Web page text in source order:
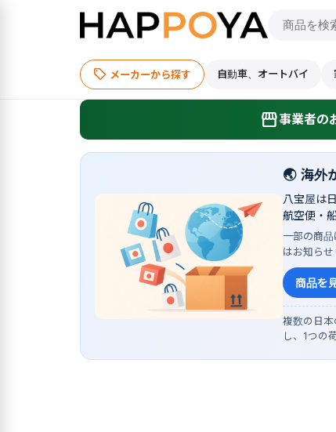
sell メーカーから探す 自動車、オートバイ
storefront事業者の
🌏 海外
八宝屋は
航空便・
一部の商
はお知らせ
商品を
複数の日本
し、1つの